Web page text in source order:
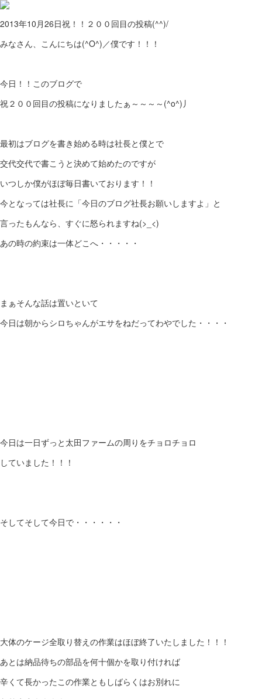
2013年10月26日祝！！２００回目の投稿(^^)/
みなさん、こんにちは(^O^)／僕です！！！
今日！！このブログで
祝２００回目の投稿になりましたぁ～～～～(^o^)丿
最初はブログを書き始める時は社長と僕とで
交代交代で書こうと決めて始めたのですが
いつしか僕がほぼ毎日書いております！！
今となっては社長に「今日のブログ社長お願いしますよ」と
言ったもんなら、すぐに怒られますね(>_<)
あの時の約束は一体どこへ・・・・・
まぁそんな話は置いといて
今日は朝からシロちゃんがエサをねだってわやでした・・・・
今日は一日ずっと太田ファームの周りをチョロチョロ
していました！！！
そしてそして今日で・・・・・・
大体のケージ全取り替えの作業はほぼ終了いたしました！！！
あとは納品待ちの部品を何十個かを取り付ければ
辛くて長かったこの作業ともしばらくはお別れに